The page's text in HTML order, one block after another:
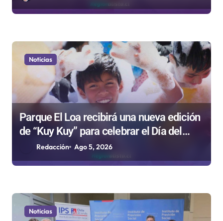
2.0”
Noticias
Parque El Loa recibirá una nueva edición
de “Kuy Kuy” para celebrar el Día del
NiñoRedacción Ago 5, 2026
Noticias